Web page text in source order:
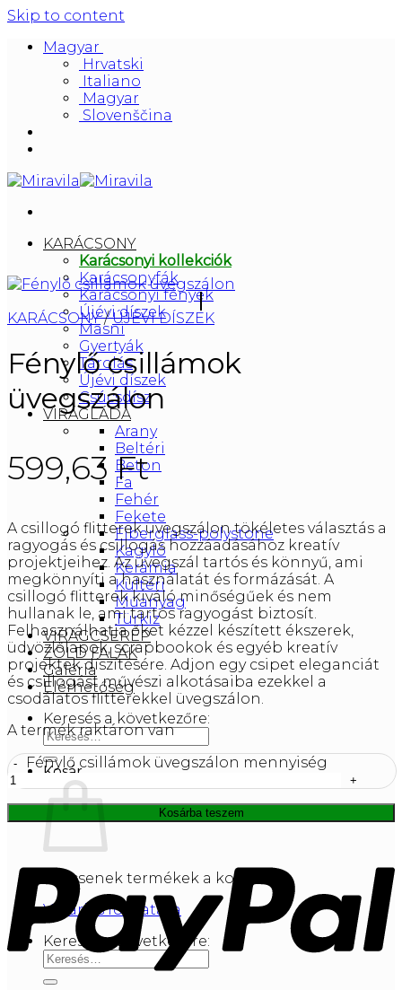
Skip to content
Magyar
Hrvatski
Italiano
Magyar
Slovenščina
KARÁCSONY
Karácsonyi kollekciók
Karácsonyfák
Karácsonyi fények
Újévi díszek
Masni
Gyertyák
Tárolás
Újévi díszek
Csúcsdísz
VIRÁGLÁDA
Arany
Beltéri
Beton
Fa
Fehér
Fekete
Fiberglass-polystone
Kagyló
Kerámia
Kültéri
Műanyag
Türkiz
VIRÁGCSERÉP
ZÖLD FALAK
Galéria
Elérhetőség
Keresés a következőre:
Kosár
Nincsenek termékek a kosárban.
Vásárlás folytatása
Keresés a következőre:
KARÁCSONY / ÚJÉVI DÍSZEK
Fénylő csillámok
üvegszálon
599,63Ft
A csillogó flitterek üvegszálon tökéletes választás a
ragyogás és csillogás hozzáadásához kreatív
projektjeihez. Az üvegszál tartós és könnyű, ami
megkönnyíti a használatát és formázását. A
csillogó flitterek kiváló minőségűek és nem
hullanak le, ami tartós ragyogást biztosít.
Felhasználhatja őket kézzel készített ékszerek,
üdvözlőlapok, scrapbookok és egyéb kreatív
projektek díszítésére. Adjon egy csipet eleganciát
és csillogást művészi alkotásaiba ezekkel a
csodálatos flitterekkel üvegszálon.
A termék raktáron van
Fénylő csillámok üvegszálon mennyiség
Kosárba teszem